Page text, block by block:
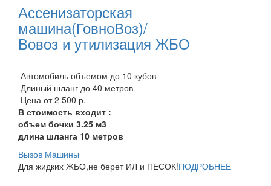
Ассенизаторская
машина(ГовноВоз)/
Вовоз и утилизация ЖБО
Автомобиль объемом до 10 кубов
Длиный шланг до 40 метров
Цена от 2 500 р.
В стоимость входит :
объем бочки 3.25 м3
длина шланга 10 метров
Вызов Машины
Для жидких ЖБО,не берет ИЛ и ПЕСОК!ПОДРОБНЕЕ